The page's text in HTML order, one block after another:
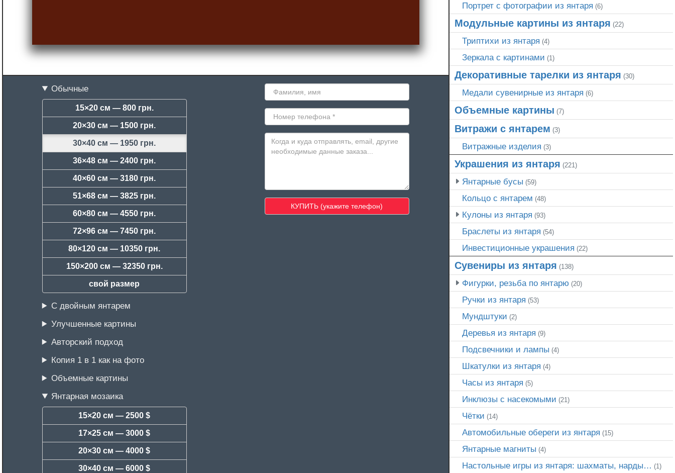
Обычные
15×20 см — 800 грн.
20×30 см — 1500 грн.
30×40 см — 1950 грн.
36×48 см —2400 грн.
40×60 см —3180 грн.
51×68 см —3825 грн.
60×80 см —4550 грн.
72×96 см —7450 грн.
80×120 см — 10350 грн.
150×200 см — 32350 грн.
свой размер
С двойным янтарем
Улучшенные картины
Авторский подход
Копия 1 в 1 как на фото
Объемные картины
Янтарная мозаика
15×20 см —2500 $
17×25 см —3000 $
20×30 см —4000 $
30×40 см —6000 $
Портрет c фотографии из янтаря (6)
Модульные картины из янтаря (22)
Триптихи из янтаря (4)
Зеркала с картинами (1)
Декоративные тарелки из янтаря (30)
Медали сувенирные из янтаря (6)
Объемные картины (7)
Витражи с янтарем (3)
Витражные изделия (3)
Украшения из янтаря (221)
Янтарные бусы (59)
Кольцо с янтарем (48)
Кулоны из янтаря (93)
Браслеты из янтаря (54)
Инвестиционные украшения (22)
Сувениры из янтаря (138)
Фигурки, резьба по янтарю (20)
Ручки из янтаря (53)
Мундштуки (2)
Деревья из янтаря (9)
Подсвечники и лампы (4)
Шкатулки из янтаря (4)
Часы из янтаря (5)
Инклюзы с насекомыми (21)
Чётки (14)
Автомобильные обереги из янтаря (15)
Янтарные магниты (4)
Настольные игры из янтаря: шахматы, нарды… (1)